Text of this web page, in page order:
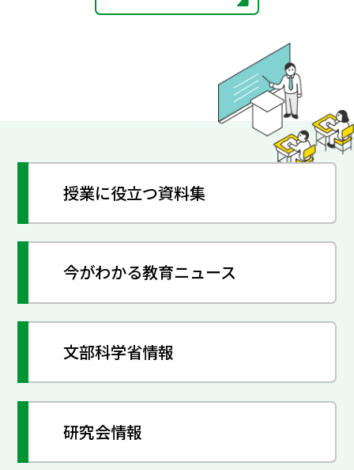
授業に役立つ資料集
今がわかる教育ニュース
文部科学省情報
研究会情報